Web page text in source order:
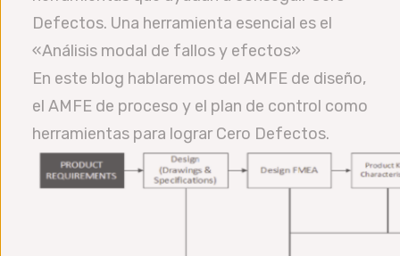
Defectos. Una herramienta esencial es el
«Análisis modal de fallos y efectos»
En este blog hablaremos del AMFE de diseño,
el AMFE de proceso y el plan de control como
herramientas para lograr Cero Defectos.